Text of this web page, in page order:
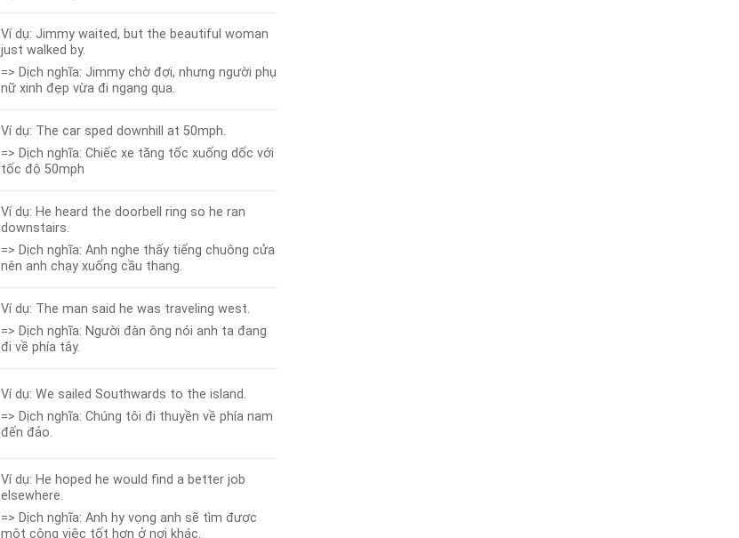
Ví dụ: Jimmy waited, but the beautiful woman
just walked by.
=> Dịch nghĩa: Jimmy chờ đợi, nhưng người phụ
nữ xinh đẹp vừa đi ngang qua.
Ví dụ: The car sped downhill at 50mph.
=> Dịch nghĩa: Chiếc xe tăng tốc xuống dốc với
tốc độ 50mph
Ví dụ: He heard the doorbell ring so he ran
downstairs.
=> Dịch nghĩa: Anh nghe thấy tiếng chuông cửa
nên anh chạy xuống cầu thang.
Ví dụ: The man said he was traveling west.
=> Dịch nghĩa: Người đàn ông nói anh ta đang
đi về phía tây.
Ví dụ: We sailed Southwards to the island.
=> Dịch nghĩa: Chúng tôi đi thuyền về phía nam
đến đảo.
Ví dụ: He hoped he would find a better job
elsewhere.
=> Dịch nghĩa: Anh hy vọng anh sẽ tìm được
một công việc tốt hơn ở nơi khác.